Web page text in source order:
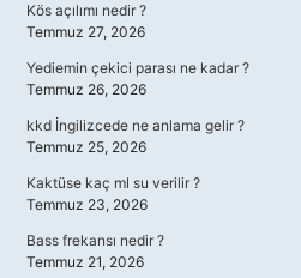
Kös açılımı nedir ?
Temmuz 27, 2026
Yediemin çekici parası ne kadar ?
Temmuz 26, 2026
kkd İngilizcede ne anlama gelir ?
Temmuz 25, 2026
Kaktüse kaç ml su verilir ?
Temmuz 23, 2026
Bass frekansı nedir ?
Temmuz 21, 2026